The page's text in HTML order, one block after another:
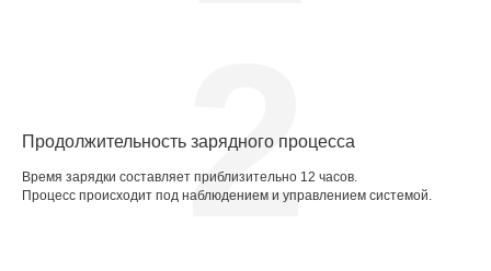
Продолжительность зарядного процесса
Время зарядки составляет приблизительно 12 часов.
Процесс происходит под наблюдением и управлением системой.
2